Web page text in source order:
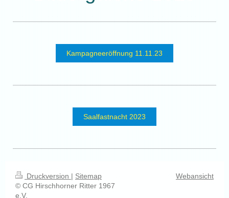
Kampagneeröffnung 11.11.23
Saalfastnacht 2023
Druckversion | Sitemap
© CG Hirschhorner Ritter 1967
e.V.
Webansicht